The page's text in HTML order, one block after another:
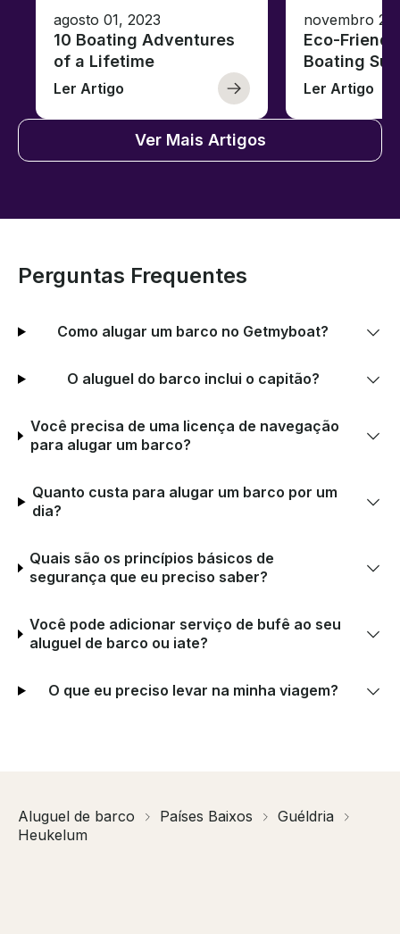
agosto 01, 2023
10 Boating Adventures
of a Lifetime
Ler Artigo
novembro
Eco-
Boating
Ler Artigo
Ver Mais Artigos
Perguntas Frequentes
Como alugar um barco no Getmyboat?
O aluguel do barco inclui o capitão?
Você precisa de uma licença de navegação
para alugar um barco?
Quanto custa para alugar um barco por um
dia?
Quais são os princípios básicos de
segurança que eu preciso saber?
Você pode adicionar serviço de bufê ao seu
aluguel de barco ou iate?
O que eu preciso levar na minha viagem?
Aluguel de barco Países Baixos
Guéldria
Heukelum